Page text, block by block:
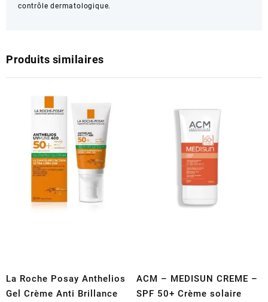
contrôle dermatologique.
Produits similaires
La Roche Posay Anthelios
Gel Crème Anti Brillance
ACM – MEDISUN CREME –
SPF 50+ Crème solaire